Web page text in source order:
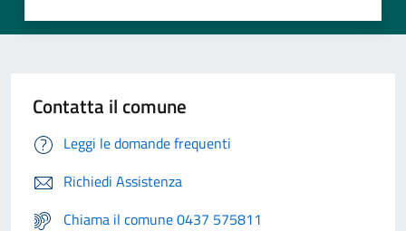
Contatta il comune
Leggi le domande frequenti
Richiedi Assistenza
Chiama il comune 0437 575811